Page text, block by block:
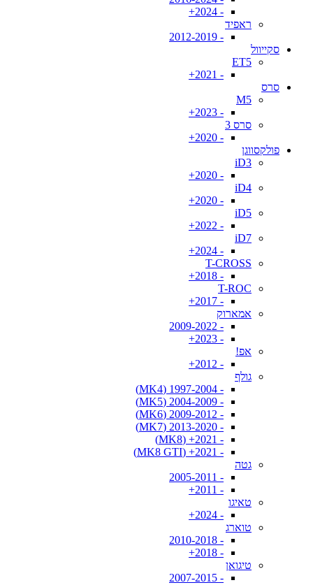
- 2024+
ראפיד
- 2012-2019
סקייוול
ET5
- 2021+
סרס
M5
- 2023+
סרס 3
- 2020+
פולקסווגן
iD3
- 2020+
iD4
- 2020+
iD5
- 2022+
iD7
- 2024+
T-CROSS
- 2018+
T-ROC
- 2017+
אמארוק
- 2009-2022
- 2023+
אפ!
- 2012+
גולף
- 1997-2004 (MK4)
- 2004-2009 (MK5)
- 2009-2012 (MK6)
- 2013-2020 (MK7)
- 2021+ (MK8)
- 2021+ (MK8 GTI)
גטה
- 2005-2011
- 2011+
טאיגו
- 2024+
טוארג
- 2010-2018
- 2018+
טיגואן
- 2007-2015